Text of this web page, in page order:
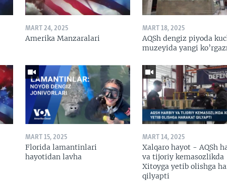
MART 24, 2025
Amerika Manzaralari
MART 18, 2025
AQSh dengiz piyoda
muzeyida yangi
MART 15, 2025
Florida lamantinlari
hayotidan lavha
MART 14, 2025
Xalqaro hayot - AQSh
va tijoriy kemasozlikda
Xitoyga yetib olishga
qilyapti